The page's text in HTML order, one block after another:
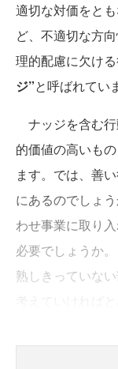
適切な対価をと
ど、不適切な方
理的配慮に欠け
ジ”と呼ばれてい
ナッジを含む
的価値の高いも
ます。では、善
にあるのでしょ
わせ事業に取り
必要でしょうか
熟しきっていな